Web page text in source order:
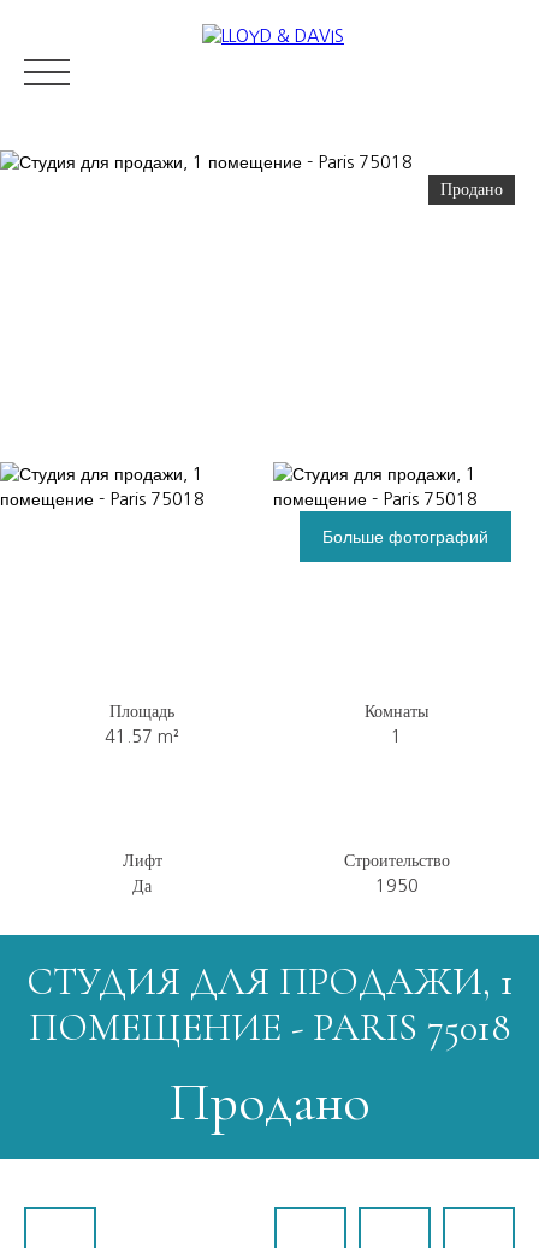
Продано
Больше фотографий
Площадь
41.57 m²
Комнаты
1
Лифт
Да
Строительство
1950
СТУДИЯ ДЛЯ ПРОДАЖИ, 1
ПОМЕЩЕНИЕ - PARIS 75018
Продано